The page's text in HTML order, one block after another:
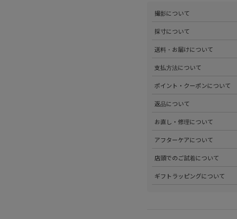
撮影について
心がけています。詳しくは
採寸について
部サイズタブか、または
送料・お届けについて
ださい。
支払方法について
・クレジットカード払い（
・PayPay
分割払いやご利用可能なクレ
ポイント・クーポンについて
す。
発行中のクーポンはマイペー
返品について
確認ください。
お直し・修理について
>修理については内容を確認
詳しくはこちらをご覧ください
アフターケアについて
店頭でのご試着について
くはこちらをご覧ください。
ギフトラッピングについて